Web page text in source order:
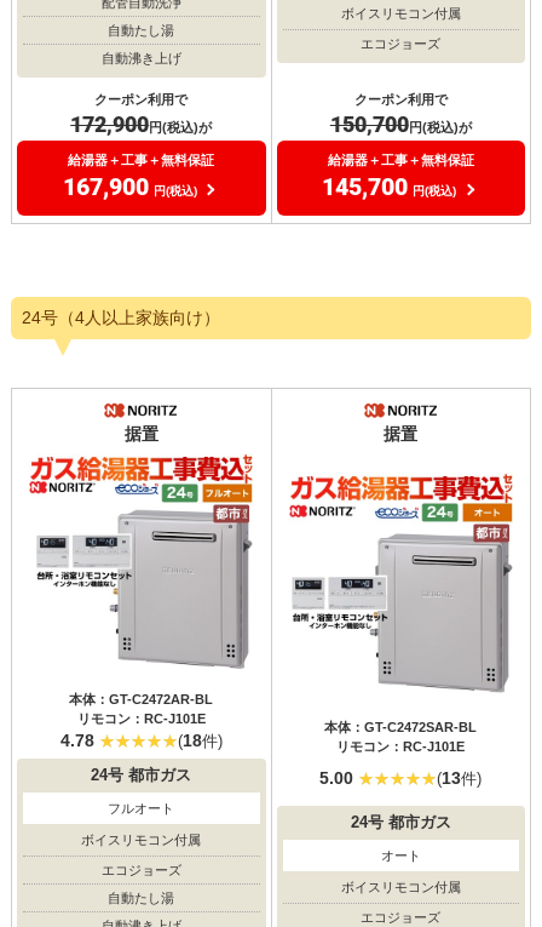
自動たし湯
自動沸き上げ
クーポン利用で
172,900円(税込)が
給湯器＋工事＋無料保証
167,900 円(税込)
ボイスリモコン付属
エコジョーズ
クーポン利用で
150,700円(税込)が
給湯器＋工事＋無料保証
145,700 円(税込)
24号（4人以上家族向け）
据置
本体：GT-C2472AR-BL
リモコン：RC-J101E
4.78 (18件)
24号 都市ガス
フルオート
ボイスリモコン付属
エコジョーズ
自動たし湯
据置
本体：GT-C2472SAR-BL
リモコン：RC-J101E
5.00 (13件)
24号都市ガス
オート
ボイスリモコン付属
エコジョーズ